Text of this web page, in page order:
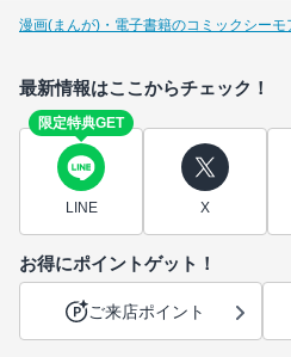
漫画(まんが)・電子書籍のコミックシーモ
最新情報はここからチェック！
限定特典GET
LINE X
お得にポイントゲット！
ご来店ポイント